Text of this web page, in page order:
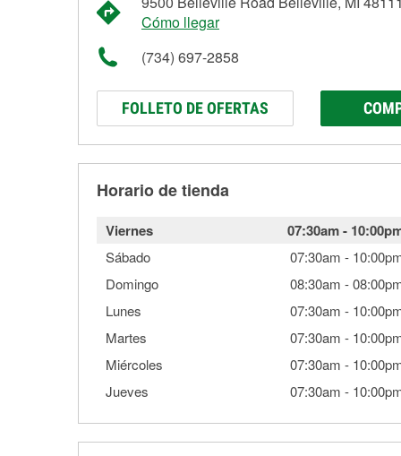
Cómo llegar
(734) 697-2858
FOLLETO DE OFERTAS
Horario de tienda
Viernes 07:30am-
Sábado 07:30am -
Domingo
08:30am -
Lunes
07:30am -
Martes
07:30am -
Miércoles
07:30am -
Jueves
07:30am -